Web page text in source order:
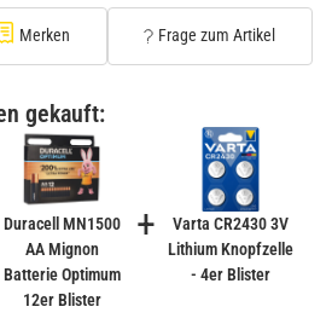
zzgl.Versand
Versand
+
AirJet Handventilator 4000mAh
Merken Frage zum Artikel
gekauft:
Duracell MN1500
AA Mignon
Batterie Optimum
12er Blister
+
Varta CR2430 3V
Lithium Knopfzelle
- 4er Blister